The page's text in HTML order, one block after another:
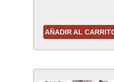
AÑADIR AL